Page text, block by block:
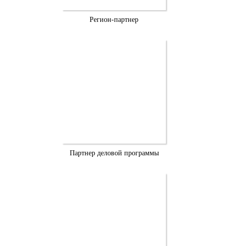
Регион-партнер
Партнер деловой программы